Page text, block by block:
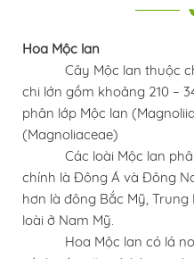
Hoa Mộc lan
Cây Mộc lan thuộc chi
chi lớn gồm khoảng 210 –
phân lớp Mộc lan
(Magnoliaceae)
Các loài Mộc lan phân
chính là Đông Á và Đông
hơn là đông Bắc Mỹ,
loài ở Nam Mỹ.
Hoa Mộc lan có lá